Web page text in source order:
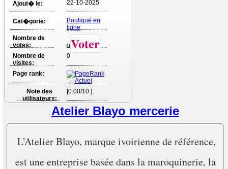
Ajout� le: 22-10-2025
Cat�gorie:
Boutique en
ligne
Nombre de
votes:
0Voter
Nombre de
visites:
0
Page rank:
Note des
utilisateurs:
[0.00/10 ]
Atelier Blayo mercerie
L’Atelier Blayo, marque ivoirienne de référence,
est une entreprise basée dans la maroquinerie, la